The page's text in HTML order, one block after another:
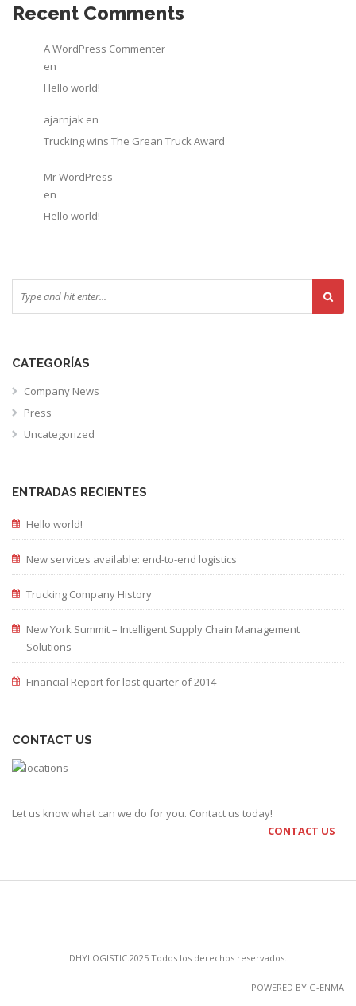
Recent Comments
A WordPress Commenter
en
Hello world!
ajarnjak en
Trucking wins The Grean Truck Award
Mr WordPress
en
Hello world!
CATEGORÍAS
Company News
Press
Uncategorized
ENTRADAS RECIENTES
Hello world!
New services available: end-to-end logistics
Trucking Company History
New York Summit – Intelligent Supply Chain Management
Solutions
Financial Report for last quarter of 2014
CONTACT US
Let us know what can we do for you. Contact us today!
CONTACT US
DHYLOGISTIC.2025 Todos los derechos reservados.
POWERED BY G-ENMA